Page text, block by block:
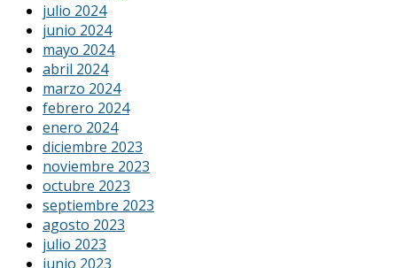
julio 2024
junio 2024
mayo 2024
abril 2024
marzo 2024
febrero 2024
enero 2024
diciembre 2023
noviembre 2023
octubre 2023
septiembre 2023
agosto 2023
julio 2023
junio 2023